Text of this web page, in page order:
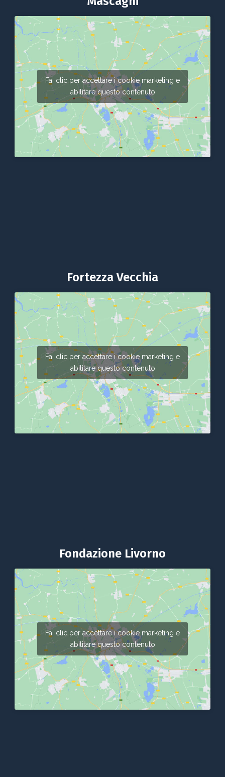
Fai clic per accettare i cookie marketing e
abilitare questo contenuto
Fortezza Vecchia
Fai clic per accettare i cookie marketing e
abilitare questo contenuto
Fondazione Livorno
Fai clic per accettare i cookie marketing e
abilitare questo contenuto